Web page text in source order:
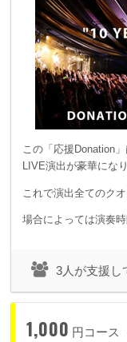
この「応援Donation
LIVE演出が豪華にな
これで演出全てのク
場合によっては演奏
3人が支援し
1,000 円コース